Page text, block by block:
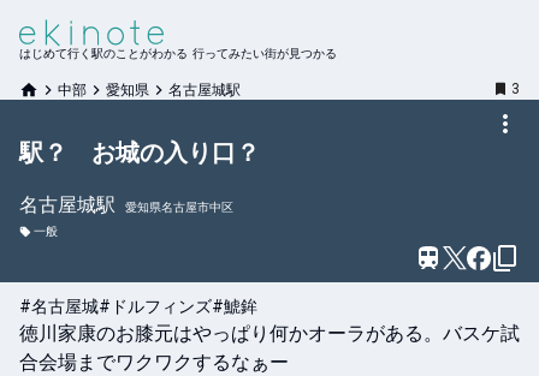
はじめて行く駅のことがわかる 行ってみたい街が見つかる
中部 愛知県 名古屋城駅 3
駅？ お城の入り口？
名古屋城駅
愛知県名古屋市中区
一般
#名古屋城#ドルフィンズ#鯱鉾
徳川家康のお膝元はやっぱり何かオーラがある。バスケ試
合会場までワクワクするなぁー